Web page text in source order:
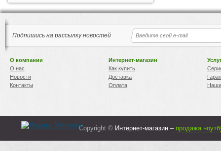
Подпишись на рассылку новостей
О компании
О нас
Новости
Контакты
Интернет-магазин
Как купить
Доставка
Оплата
Copyright © Интернет-магазин – продажа